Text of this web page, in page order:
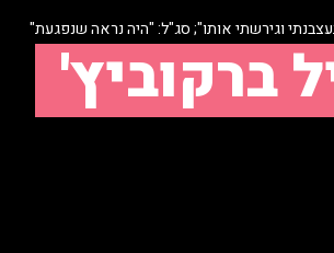
וגירשתי אותו"; סג"ל: "היה נראה שנפגעת"
ברקוביץ'